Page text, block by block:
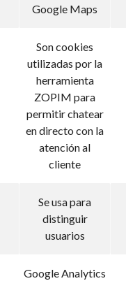
Google Maps
Son cookies
utilizadas por la
herramienta
ZOPIM para
permitir chatear
en directo con la
atención al
cliente
Se usa para
distinguir
usuarios
Google Analytics